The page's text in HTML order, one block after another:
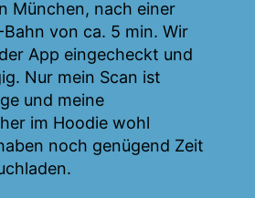
München, nach einer
von ca. 5 min. Wir
App eingecheckt und
Nur mein Scan ist
und meine
im Hoodie wohl
noch genügend Zeit